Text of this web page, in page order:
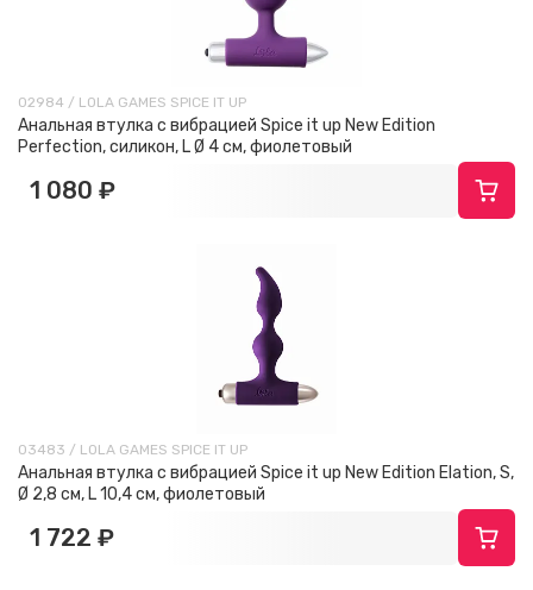
02984 / LOLA GAMES SPICE IT UP
Анальная втулка с вибрацией Spice it up New Edition
Perfection, силикон, L Ø 4 см, фиолетовый
1 080 ₽
03483 / LOLA GAMES SPICE IT UP
Анальная втулка с вибрацией Spice it up New Edition Elation, S,
Ø 2,8 см, L 10,4 см, фиолетовый
1 722 ₽